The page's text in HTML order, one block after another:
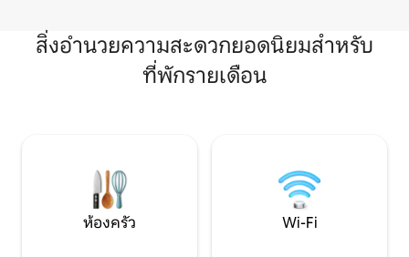
สิ่งอำนวยความสะดวกยอดนิยมสำหรับ
ที่พักรายเดือน
ห้องครัว Wi-Fi